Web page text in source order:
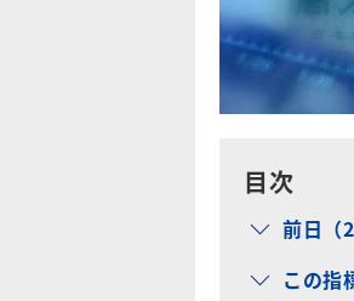
目次
前日（
この指